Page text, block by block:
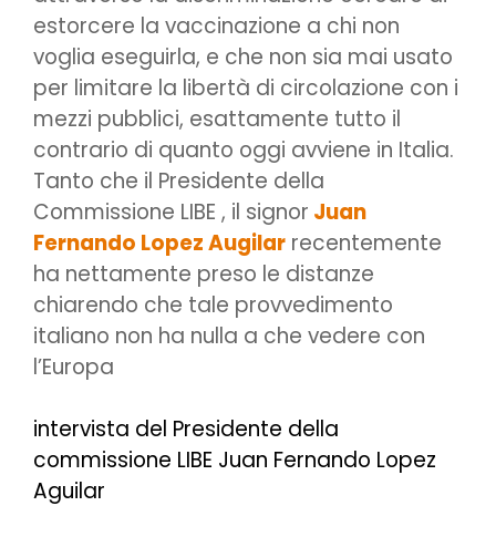
estorcere la vaccinazione a chi non
voglia eseguirla, e che non sia mai usato
per limitare la libertà di circolazione con i
mezzi pubblici, esattamente tutto il
contrario di quanto oggi avviene in Italia.
Tanto che il Presidente della
Commissione LIBE , il signor Juan
Fernando Lopez Augilar recentemente
ha nettamente preso le distanze
chiarendo che tale provvedimento
italiano non ha nulla a che vedere con
l’Europa
intervista del Presidente della
commissione LIBE Juan Fernando Lopez
Aguilar